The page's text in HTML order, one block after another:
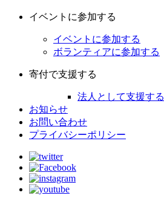
イベントに参加する
イベントに参加する
ボランティアに参加する
寄付で支援する
法人として支援する
お知らせ
お問い合わせ
プライバシーポリシー